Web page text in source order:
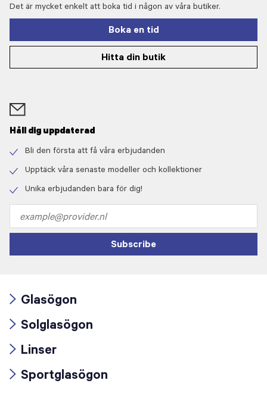
Det är mycket enkelt att boka tid i någon av våra butiker.
Boka en tid
Hitta din butik
Håll dig uppdaterad
icon
Bli den första att få våra erbjudanden
icon
Upptäck våra senaste modeller och kollektioner
Unika erbjudanden bara för dig!
address
Subscribe
icon
Glasögon
icon
Solglasögon
icon
Linser
Sportglasögon